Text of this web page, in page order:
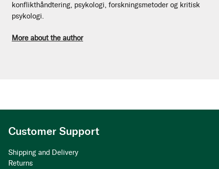
konflikthåndtering, psykologi, forskningsmetoder og kritisk
psykologi.
More about the author
Customer Support
Shipping and Delivery
Returns